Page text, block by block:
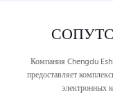
Компания Chengdu
предоставляет
электронных